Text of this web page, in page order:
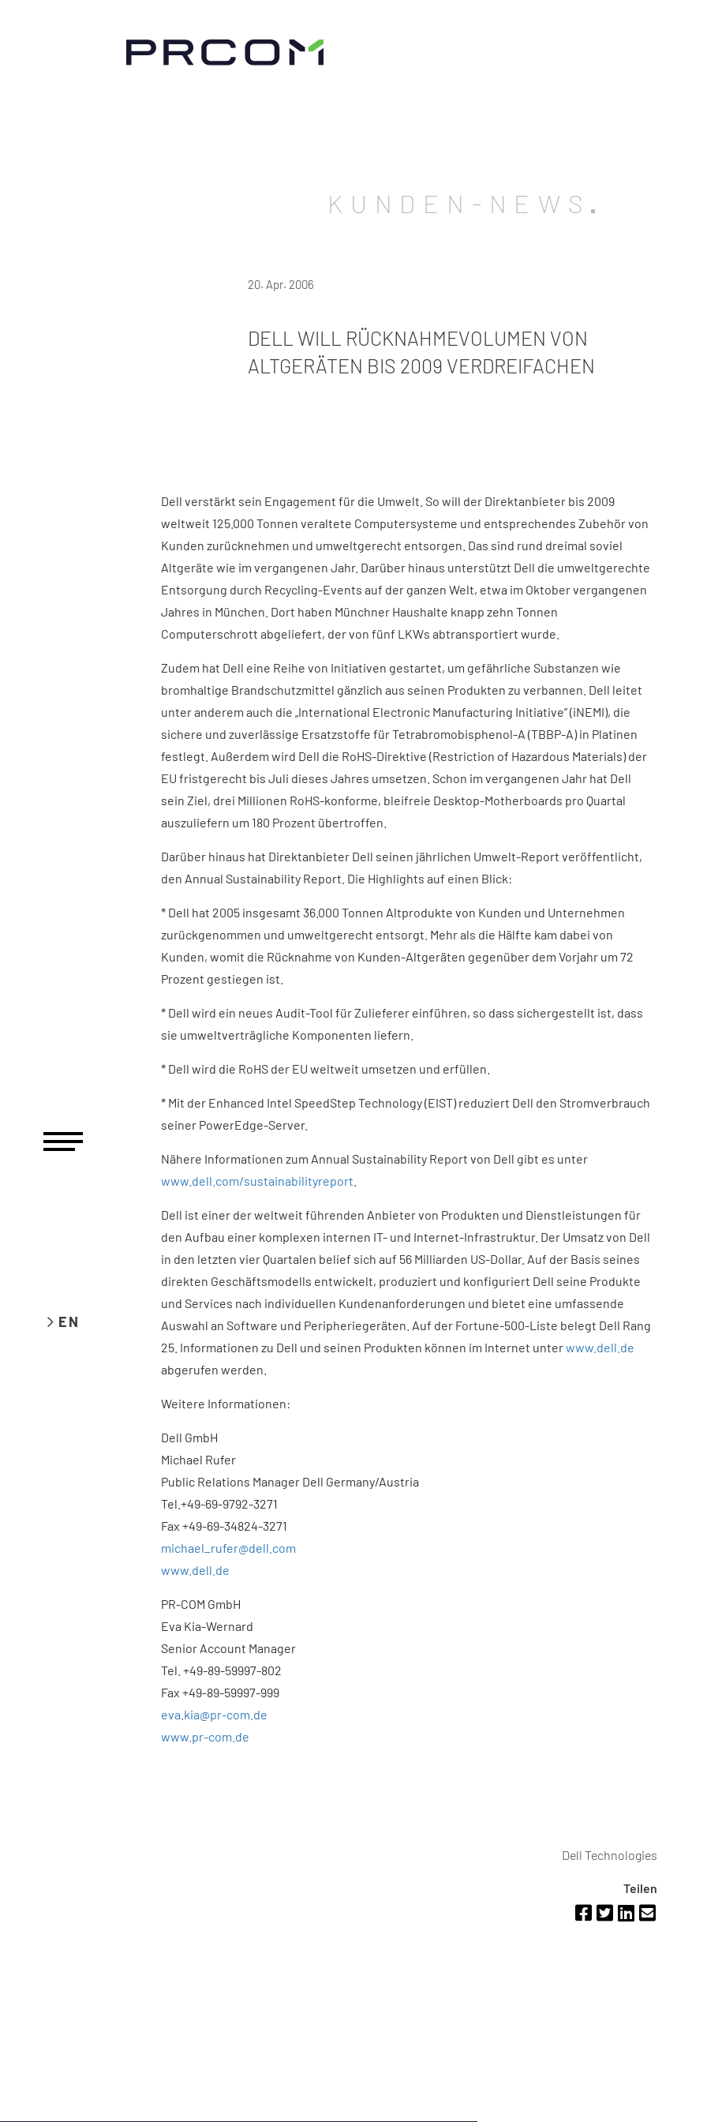
EN
KUNDEN-NEWS
20. Apr. 2006
DELL WILL RÜCKNAHMEVOLUMEN VON
ALTGERÄTEN BIS 2009 VERDREIFACHEN
Dell verstärkt sein Engagement für die Umwelt. So will der Direktanbieter bis 2009
weltweit 125.000 Tonnen veraltete Computersysteme und entsprechendes Zubehör von
Kunden zurücknehmen und umweltgerecht entsorgen. Das sind rund dreimal soviel
Altgeräte wie im vergangenen Jahr. Darüber hinaus unterstützt Dell die umweltgerechte
Entsorgung durch Recycling-Events auf der ganzen Welt, etwa im Oktober vergangenen
Jahres in München. Dort haben Münchner Haushalte knapp zehn Tonnen
Computerschrott abgeliefert, der von fünf LKWs abtransportiert wurde.
Zudem hat Dell eine Reihe von Initiativen gestartet, um gefährliche Substanzen wie
bromhaltige Brandschutzmittel gänzlich aus seinen Produkten zu verbannen. Dell leitet
unter anderem auch die „International Electronic Manufacturing Initiative” (iNEMI), die
sichere und zuverlässige Ersatzstoffe für Tetrabromobisphenol-A (TBBP-A) in Platinen
festlegt. Außerdem wird Dell die RoHS-Direktive (Restriction of Hazardous Materials) der
EU fristgerecht bis Juli dieses Jahres umsetzen. Schon im vergangenen Jahr hat Dell
sein Ziel, drei Millionen RoHS-konforme, bleifreie Desktop-Motherboards pro Quartal
auszuliefern um 180 Prozent übertroffen.
Darüber hinaus hat Direktanbieter Dell seinen jährlichen Umwelt-Report veröffentlicht,
den Annual Sustainability Report. Die Highlights auf einen Blick:
* Dell hat 2005 insgesamt 36.000 Tonnen Altprodukte von Kunden und Unternehmen
zurückgenommen und umweltgerecht entsorgt. Mehr als die Hälfte kam dabei von
Kunden, womit die Rücknahme von Kunden-Altgeräten gegenüber dem Vorjahr um 72
Prozent gestiegen ist.
* Dell wird ein neues Audit-Tool für Zulieferer einführen, so dass sichergestellt ist, dass
sie umweltverträgliche Komponenten liefern.
* Dell wird die RoHS der EU weltweit umsetzen und erfüllen.
* Mit der Enhanced Intel SpeedStep Technology (EIST) reduziert Dell den Stromverbrauch
seiner PowerEdge-Server.
Nähere Informationen zum Annual Sustainability Report von Dell gibt es unter
www.dell.com/sustainabilityreport
Dell ist einer der weltweit führenden Anbieter von Produkten und Dienstleistungen für
den Aufbau einer komplexen internen IT- und Internet-Infrastruktur. Der Umsatz von Dell
in den letzten vier Quartalen belief sich auf 56 Milliarden US-Dollar. Auf der Basis seines
direkten Geschäftsmodells entwickelt, produziert und konfiguriert Dell seine Produkte
und Services nach individuellen Kundenanforderungen und bietet eine umfassende
Auswahl an Software und Peripheriegeräten. Auf der Fortune-500-Liste belegt Dell Rang
25. Informationen zu Dell und seinen Produkten können im Internet unterwww.dell.de
abgerufen werden.
Weitere Informationen:
Dell GmbH
Michael Rufer
Public Relations Manager Dell Germany/Austria
Tel.+49-69-9792-3271
Fax +49-69-34824-3271
michael_rufer@dell.com
www.dell.de
PR-COM GmbH
Eva Kia-Wernard
Senior Account Manager
Tel. +49-89-59997-802
Fax +49-89-59997-999
eva.kia@pr-com.de
www.pr-com.de
Dell Technologies
Teilen